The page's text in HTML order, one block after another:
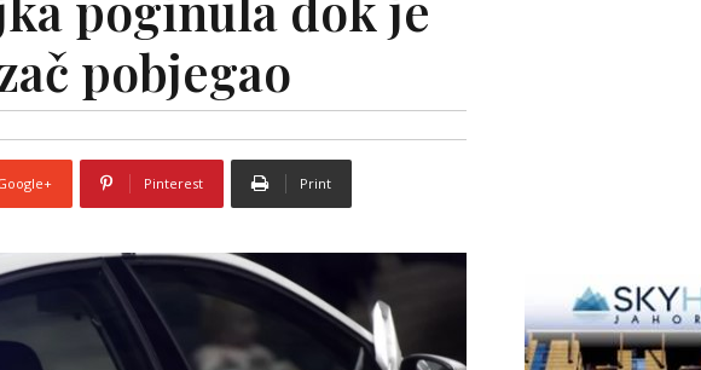
pobjegao
Pinterest Print